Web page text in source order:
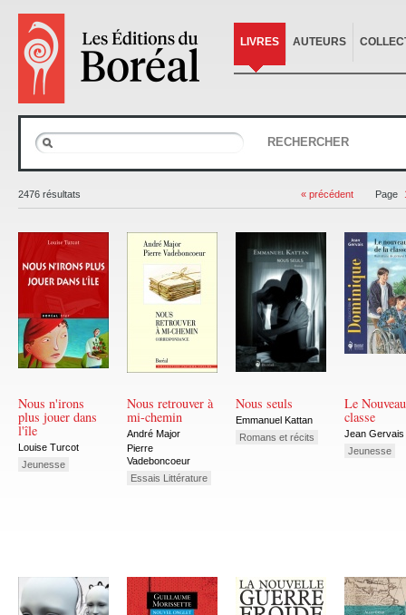
LIVRES AUTEURS
RECHERCHER
2476 résultats « précédent Page
Nous n'irons
plus jouer dans
l'île
Louise Turcot
Jeunesse
Nous retrouver à
mi-chemin
André Major
Pierre
Vadeboncoeur
Essais Littérature
Nous seuls
Emmanuel Kattan
Romans et récits
Le
classe
Jean Gervais
Jeunesse